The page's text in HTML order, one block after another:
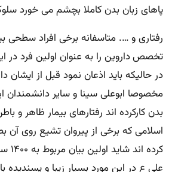
پاهای زبان بدن کاملا بچشم می خورد
رفتاری و …. متاسفانه برخی افراد سطحی
تخصصداروین را به عنوان اولین فرد
در حالیکه باید اذعان نمود قبل از ایشان
مخصوصا ابوعلی سینا و سایر دانشمندان
بدن کارکرده اند رفتارهای بیمار ظاهر و
اسلامی که برخی از پیروان تشیع روی آن
علی ع در این مورد بسیار زیبا و پسندیده